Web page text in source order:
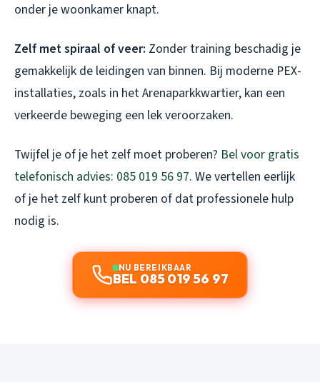
onder je woonkamer knapt.
Zelf met spiraal of veer: Zonder training beschadig je
gemakkelijk de leidingen van binnen. Bij moderne PEX-
installaties, zoals in het Arenaparkkwartier, kan een
verkeerde beweging een lek veroorzaken.
Twijfel je of je het zelf moet proberen? Bel voor gratis
telefonisch advies: 085 019 56 97. We vertellen eerlijk
of je het zelf kunt proberen of dat professionele hulp
nodig is.
NU BEREIKBAAR
BEL 085 019 56 97